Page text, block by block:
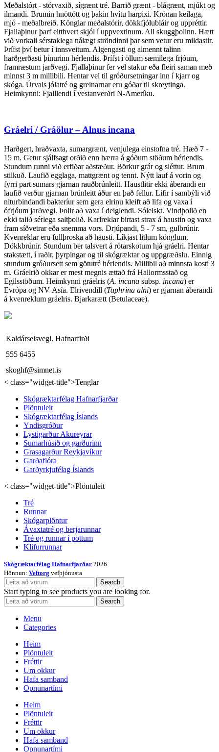
Meðalstórt - stórvaxið, sígrænt tré. Barrið grænt - blágrænt, mjúkt og
ilmandi. Brumin hnöttótt og þakin hvítu harpixi. Krónan keilaga,
mjó - meðalbreið. Könglar meðalstórir, dökkfjólubláir og uppréttir.
Fjallaþinur þarf eitthvert skjól í uppvextinum. All skuggþolinn. Hætt
við vorkali sérstaklega nálægt ströndinni þar sem vetur eru mildastir.
Þrífst því betur í innsveitum. Algengasti og almennt talinn
harðgerðasti þinurinn hérlendis. Þrífst í öllum sæmilega frjóum,
framræstum jarðvegi. Fjallaþinur fer vel stakur eða fleiri saman með
minnst 3 m millibili. Hentar vel til gróðursetningar inn í kjarr og
skóga. Úrvals jólatré og greinarnar eru góðar til skreytinga.
Heimkynni: Fjalllendi í vestanverðri N-Ameríku.
Gráelri / Gráölur – Alnus incana
Harðgert, hraðvaxta, sumargrænt, venjulega einstofna tré. Hæð 7 -
15 m. Getur sjálfsagt orðið enn hærra á góðum stöðum hérlendis.
Stundum runni við erfiðar aðstæður. Börkur grár og sléttur. Brum
stilkuð. Laufið egglaga, mattgrænt og tennt. Nýtt lauf á vorin og
fyrri part sumars gjarnan rauðbrúnleitt. Haustlitir ekki áberandi en
laufið verður gjarnan brúnleitt áður en það fellur. Lifir í sambýli við
niturbindandi bakteríur sem gera elrinu kleift að lifa og vaxa í
ófrjóum jarðvegi. Þolir að vaxa í deiglendi. Sólelskt. Vindþolið en
ekki talið sérlega saltþolið. Karlreklar birtast strax á haustin og vaxa
fram síðvetrar eða snemma vors. Drjúpandi, 5 - 7 sm, gulbrúnir.
Kvenreklar eru fullþroska að hausti. Líkjast litlum könglum.
Dökkbrúnir. Stundum ber talsvert á rótarskotum hjá gráelri. Hentar
stakstætt, í raðir, þyrpingar og til skógræktar og uppgræðslu. Einnig
stundum gróðursett sem götutré hérlendis. Millibil að minnsta kosti 3
m. Gráelrið okkar er mest megnis ættað frá Hallormsstað og
Egilsstöðum. Heimkynni gráelris (A. incana subsp. incana) er
Evrópa og NV-Asía. Elrivendill (Taphrina alni) er gjarnan áberandi
á kvenreklum gráelris. Bjarkarætt (Betulaceae).
Kaldárselsvegi. Hafnarfirði
555 6455
skoghf@simnet.is
< class="widget-title">Tenglar
Skógræktarfélag Hafnarfjarðar
Plöntuleit
Skógræktarfélag Íslands
Yndisgróður
Lystigarður Akureyrar
Sumarhúsið og garðurinn
Grasagarður Reykjavíkur
Garðaflóra
Garðyrkjufélag Íslands
< class="widget-title">Plöntuleit
Tré
Runnar
Skógarplöntur
Ávaxtatré og berjarunnar
Tré og runnar í pottum
Klifurrunnar
Skógræktarfélag Hafnarfjarðar 2026
Hönnun: Veftorg vefþjónusta
Search
Start typing to see products you are looking for.
Search
Menu
Categories
Heim
Plöntuleit
Fréttir
Um okkur
Hafa samband
Opnunartími
Heim
Plöntuleit
Fréttir
Um okkur
Hafa samband
Opnunartími